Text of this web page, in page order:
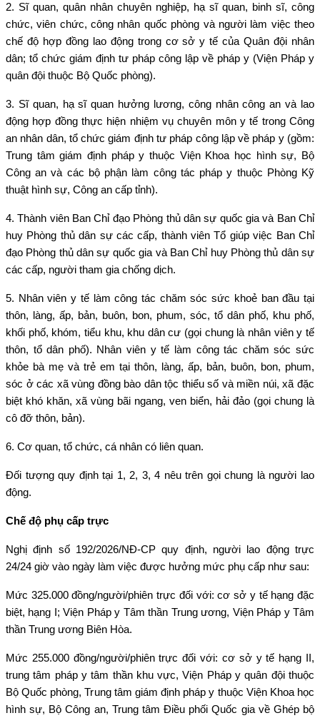
2. Sĩ quan, quân nhân chuyên nghiệp, hạ sĩ quan, binh sĩ, công
chức, viên chức, công nhân quốc phòng và người làm việc theo
chế độ hợp đồng lao động trong cơ sở y tế của Quân đội nhân
dân; tổ chức giám định tư pháp công lập về pháp y (Viện Pháp y
quân đội thuộc Bộ Quốc phòng).
3. Sĩ quan, hạ sĩ quan hưởng lương, công nhân công an và lao
động hợp đồng thực hiện nhiệm vụ chuyên môn y tế trong Công
an nhân dân, tổ chức giám định tư pháp công lập về pháp y (gồm:
Trung tâm giám định pháp y thuộc Viện Khoa học hình sự, Bộ
Công an và các bộ phận làm công tác pháp y thuộc Phòng Kỹ
thuật hình sự, Công an cấp tỉnh).
4. Thành viên Ban Chỉ đạo Phòng thủ dân sự quốc gia và Ban Chỉ
huy Phòng thủ dân sự các cấp, thành viên Tổ giúp việc Ban Chỉ
đạo Phòng thủ dân sự quốc gia và Ban Chỉ huy Phòng thủ dân sự
các cấp, người tham gia chống dịch.
5. Nhân viên y tế làm công tác chăm sóc sức khoẻ ban đầu tại
thôn, làng, ấp, bản, buôn, bon, phum, sóc, tổ dân phố, khu phố,
khối phố, khóm, tiểu khu, khu dân cư (gọi chung là nhân viên y tế
thôn, tổ dân phố). Nhân viên y tế làm công tác chăm sóc sức
khỏe bà mẹ và trẻ em tại thôn, làng, ấp, bản, buôn, bon, phum,
sóc ở các xã vùng đồng bào dân tộc thiểu số và miền núi, xã đặc
biệt khó khăn, xã vùng bãi ngang, ven biển, hải đảo (gọi chung là
cô đỡ thôn, bản).
6. Cơ quan, tổ chức, cá nhân có liên quan.
Đối tượng quy định tại 1, 2, 3, 4 nêu trên gọi chung là người lao
động.
Chế độ phụ cấp trực
Nghị định số 192/2026/NĐ-CP quy định, người lao động trực
24/24 giờ vào ngày làm việc được hưởng mức phụ cấp như sau:
Mức 325.000 đồng/người/phiên trực đối với: cơ sở y tế hạng đặc
biệt, hạng I; Viện Pháp y Tâm thần Trung ương, Viện Pháp y Tâm
thần Trung ương Biên Hòa.
Mức 255.000 đồng/người/phiên trực đối với: cơ sở y tế hạng II,
trung tâm pháp y tâm thần khu vực, Viện Pháp y quân đội thuộc
Bộ Quốc phòng, Trung tâm giám định pháp y thuộc Viện Khoa học
hình sự, Bộ Công an, Trung tâm Điều phối Quốc gia về Ghép bộ